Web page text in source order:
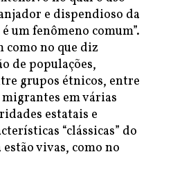
e dispendioso da
um fenômeno comum”.
como no que diz
de populações,
grupos étnicos, entre
em várias
estatais e
“clássicas” do
vivas, como no